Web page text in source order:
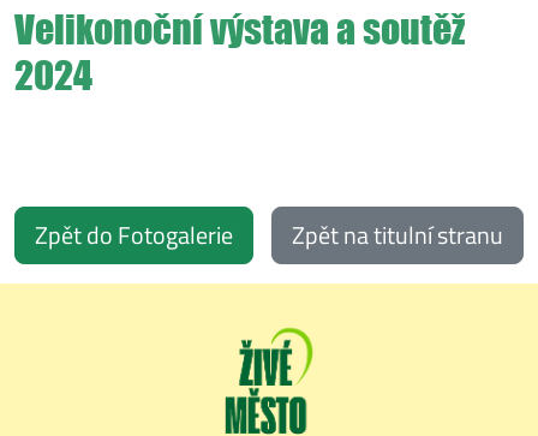
Velikonoční výstava a soutěž
2024
Zpět do Fotogalerie Zpět na titulní stranu